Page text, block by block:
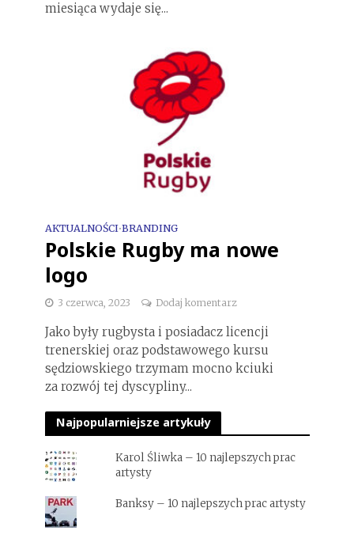
miesiąca wydaje się...
AKTUALNOŚCI•BRANDING
Polskie Rugby ma nowe
logo
3 czerwca, 2023 Dodaj komentarz
Jako były rugbysta i posiadacz licencji
trenerskiej oraz podstawowego kursu
sędziowskiego trzymam mocno kciuki
za rozwój tej dyscypliny...
Najpopularniejsze artykuły
Karol Śliwka – 10 najlepszych prac
artysty
Banksy – 10 najlepszych prac artysty